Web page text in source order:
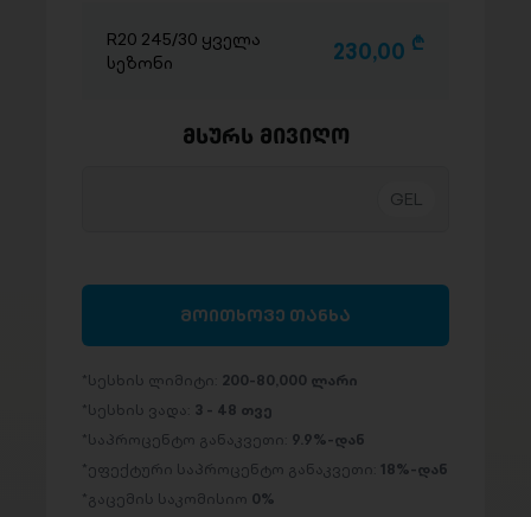
R20 245/30 ყველა
სეზონი
230,00 D
მსურს მივიღო
მოითხოვე თანხა
სესხის ლიმიტი: 200-80,000 ლარი
სესხის ვადა: 3 - 48 თვე
საპროცენტო განაკვეთი: 9.9%-დან
ეფექტური საპროცენტო განაკვეთი: 18%-დან
გაცემის საკომისიო 0%